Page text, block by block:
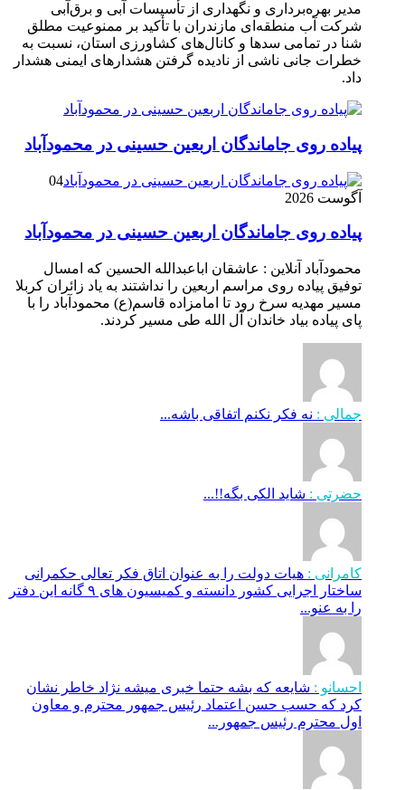
مدیر بهره‌برداری و نگهداری از تأسیسات آبی و برق‌آبی
شرکت آب منطقه‌ای مازندران با تأکید بر ممنوعیت مطلق
شنا در تمامی سدها و کانال‌های کشاورزی استان، نسبت به
خطرات جانی ناشی از نادیده گرفتن هشدارهای ایمنی هشدار
داد.
پیاده روی جاماندگان اربعین حسینی در محمودآباد
04
آگوست 2026
پیاده روی جاماندگان اربعین حسینی در محمودآباد
محمودآباد آنلاین : عاشقان اباعبدالله الحسین که امسال
توفیق پیاده روی مراسم اربعین را نداشتند به یاد زائران کربلا
مسیر مهدیه سرخ رود تا امامزاده قاسم(ع) محمودآباد را با
پای پیاده بیاد خاندان آل الله طی مسیر کردند.
جمالی : نه فکر نکنم اتفاقی باشه...
حضرتی : شاید الکی بگه!!...
کامرانی : هیات دولت را به عنوان اتاق فکر تعالی حکمرانی
ساختار اجرایی کشور دانسته و کمیسیون های ۹ گانه این دفتر
را به عنو...
احسانو : شایعه که بشه حتما خبری میشه نژاد خاطر نشان
کرد که حسب حسن اعتماد رئیس جمهور محترم و معاون
اول محترم رئیس جمهور...